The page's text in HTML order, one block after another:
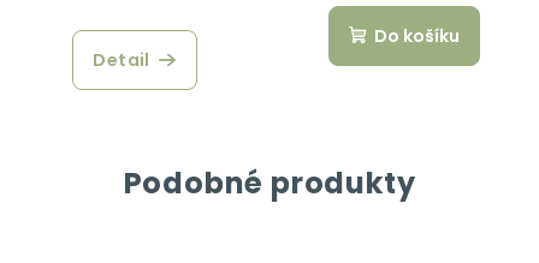
Detail
Do košíku
Podobné produkty